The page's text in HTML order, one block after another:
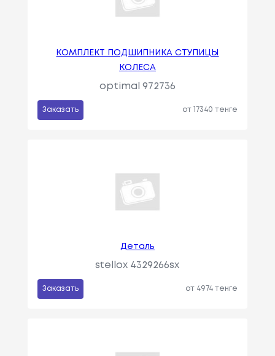
КОМПЛЕКТ ПОДШИПНИКА СТУПИЦЫ
КОЛЕСА
optimal 972736
Заказать от 17340 тенге
Деталь
stellox 4329266sx
Заказать от 4974 тенге